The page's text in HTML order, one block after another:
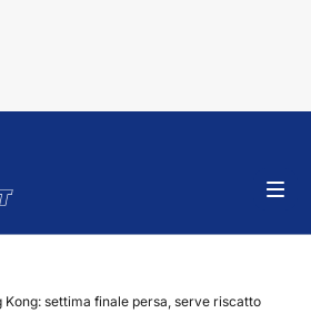
Kong: settima finale persa, serve riscatto